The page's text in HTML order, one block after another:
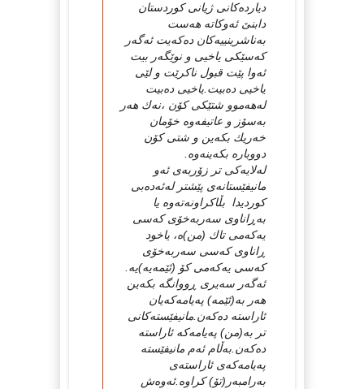
دیارده‌كانی ژیانی كوردستان
دابنێ‌ ئه‌وكاته‌ هه‌ست
به‌ناشرینییه‌كان ده‌كه‌یت ئه‌گه‌ر
كه‌سێكی یاخیی و نوێگه‌ر بیت
ئه‌وا پێت قبول ناكرێت و لێی
یاخیی ده‌بیت.یاخیی ده‌بیت
له‌هه‌موو شتێكی كۆن ،نه‌ك هه‌ر
به‌سۆز و عاتیفه‌وه‌ خۆمان
خه‌ریك بكه‌ین و شتی كۆن
دووباره‌ بكه‌ینه‌وه‌.
له‌لایه‌كی تر زۆربه‌ی ئه‌و
مانیفێستانه‌ی پێشتر له‌ئه‌ده‌بی
كوردیدا بڵاكراونه‌ته‌وه‌ یا
به‌ڕاناوی سه‌ربه‌خۆی كه‌سی
یه‌كه‌می تاك (من)ه‌، یاخود
ڕاناوی كه‌سی سه‌ربه‌خۆی
كه‌سی یه‌كه‌می كۆ (ئێمه‌یه‌)یه‌.
ئه‌گه‌ر سه‌یری ڕووانگه‌ بكه‌ین
هه‌ر به‌(ئێمه‌) په‌یامه‌كه‌یان
ئاراسته‌ ده‌كه‌ن.مانیفێسته‌كانی
تر به‌(من) په‌یامه‌كه‌ ئاراسته‌
ده‌كه‌ن.به‌ڵام ئه‌م مانیفێسته‌
په‌یامه‌كه‌ی ئاراسته‌ی
به‌رامبه‌ر(تۆ) كراوه‌.ئه‌وه‌ش